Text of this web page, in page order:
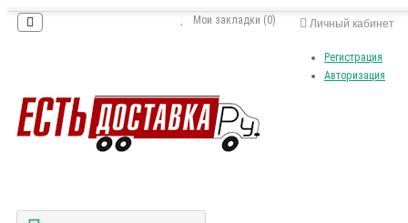
Личный кабинет
Регистрация
Авторизация
Мои закладки (0)